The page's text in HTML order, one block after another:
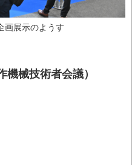
画展示のようす
械技術者会議）